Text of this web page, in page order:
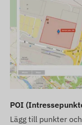
POI
Lägg till punkter